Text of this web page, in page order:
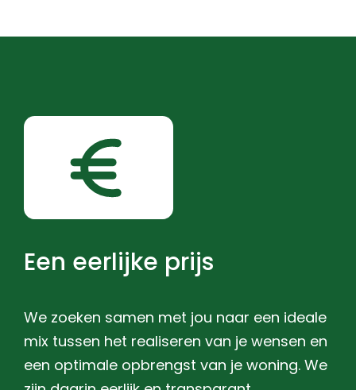
Een eerlijke prijs
We zoeken samen met jou naar een ideale
mix tussen het realiseren van je wensen en
een optimale opbrengst van je woning. We